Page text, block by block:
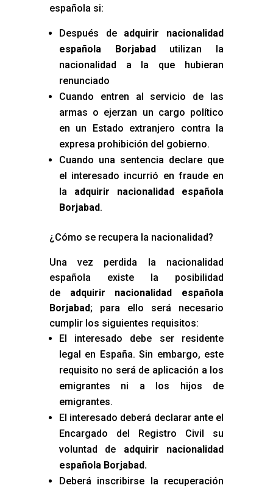
española si:
Después de adquirir nacionalidad
española Borjabad utilizan la
nacionalidad a la que hubieran
renunciado
Cuando entren al servicio de las
armas o ejerzan un cargo político
en un Estado extranjero contra la
expresa prohibición del gobierno.
Cuando una sentencia declare que
el interesado incurrió en fraude en
la adquirir nacionalidad española
Borjabad.
¿Cómo se recupera la nacionalidad?
Una vez perdida la nacionalidad
española existe la posibilidad
de adquirir nacionalidad española
Borjabad; para ello será necesario
cumplir los siguientes requisitos:
El interesado debe ser residente
legal en España. Sin embargo, este
requisito no será de aplicación a los
emigrantes ni a los hijos de
emigrantes.
El interesado deberá declarar ante el
Encargado del Registro Civil su
voluntad de adquirir nacionalidad
española Borjabad.
Deberá inscribirse la recuperación